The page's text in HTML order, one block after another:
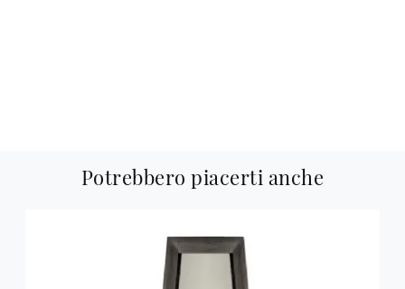
Potrebbero piacerti anche